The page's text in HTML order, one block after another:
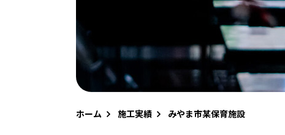
ホーム 施工実績 みやま市某保育施設